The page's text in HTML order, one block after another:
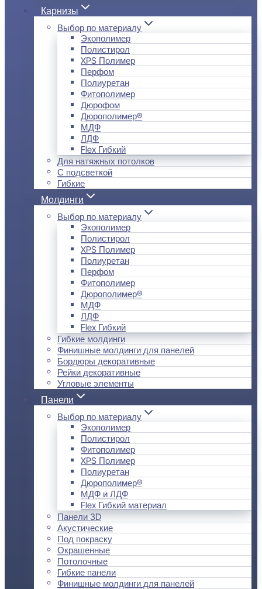
Карнизы
Выбор по материалу
Экополимер
Полистирол
XPS Полимер
Перфом
Полиуретан
Фитополимер
Дюрофом
Дюрополимер®
МДФ
ЛДФ
Flex Гибкий
Для натяжных потолков
С подсветкой
Гибкие
Молдинги
Выбор по материалу
Экополимер
Полистирол
XPS Полимер
Полиуретан
Перфом
Фитополимер
Дюрополимер®
МДФ
ЛДФ
Flex Гибкий
Гибкие молдинги
Финишные молдинги для панелей
Бордюры декоративные
Рейки декоративные
Угловые элементы
Панели
Выбор по материалу
Экополимер
Полистирол
Фитополимер
XPS Полимер
Полиуретан
Дюрополимер®
МДФ и ЛДФ
Flex Гибкий материал
Панели 3D
Акустические
Под покраску
Окрашенные
Потолочные
Гибкие панели
Финишные молдинги для панелей